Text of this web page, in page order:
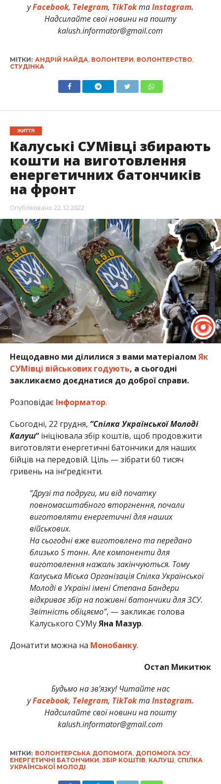
уFacebook, Telegram, TikTokтаInstagram.
Надсилайте свої новини на пошту
kalush.informator@gmail.com
МІТКИ: АНДРІЙ НАЙДА, ВОЛОНТЕРИ, ВОЛОНТЕРСТВО,
СТУДІНКА
ЖИТТЯ
Калуські СУМівці збирають
кошти на виготовлення
енергетичних батончиків
на фронт
Опубліковано 22.12.2022
Нещодавно ми ділилися з вами матеріалом Як
СУМівці військових годують, а сьогодні
закликаємо доєднатися до доброї справи.
Розповідає Інформатор.
Сьогодні, 22 грудня, “Спілка Української Молоді
Калуш“ініціювала збір коштів, щоб продовжити
виготовляти енергетичні батончики для наших
бійців на передовій. Ціль — зібрати 60 тисяч
гривень на інґредієнти.
“Друзі та подруги, ми від початку
повномасштабного вторгнення, почали
виготовляти енергетичні для наших
військових.
На сьогодні вже виготовлено та передано
близько 5 тонн. Але компоненти для
виготовлення нажаль закінчуються. Тому
Калуська Міська Організація Спілка Української
Молоді в Україні імені Степана Бандери
відкриває збір на поживні батончики для ЗСУ.
Звітність обіцяємо”, — закликає голова
Калуського СУМуЯна Мазур.
Донатити можна на Монобанку.
Остап Микитюк
Будьмо на зв’язку! Читайте нас
уFacebook, Telegram, TikTokтаInstagram.
Надсилайте свої новини на пошту
kalush.informator@gmail.com
МІТКИ: ВОЛОНТЕРСЬКА ДОПОМОГА, ДОПОМОГА ЗСУ,
ЕНЕРГЕТИЧНІ БАТОНЧИКИ, ЗБІР КОШТІВ, КАЛУШ, СПІЛКА
УКРАЇНСЬКОЇ МОЛОДІ